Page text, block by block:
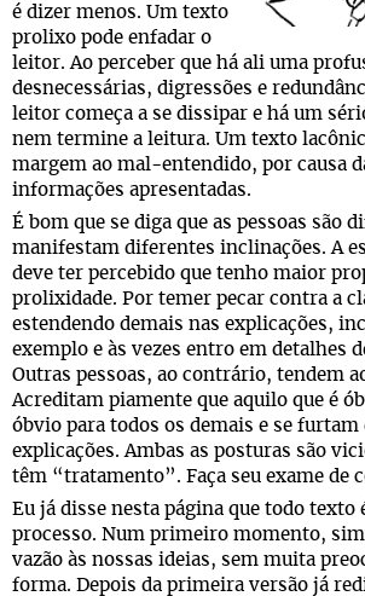
é dizer menos. Um texto
prolixo pode enfadar o
leitor. Ao perceber que há ali uma
desnecessárias, digressões e
leitor começa a se dissipar e há um
nem termine a leitura. Um texto
margem ao mal-entendido, por causa
informações apresentadas.
É bom que se diga que as pessoas são
manifestam diferentes inclinações. A
deve ter percebido que tenho maior
prolixidade. Por temer pecar contra a
estendendo demais nas explicações,
exemplo e às vezes entro em detalhes
Outras pessoas, ao contrário, tendem
Acreditam piamente que aquilo que é
óbvio para todos os demais e se furtam
explicações. Ambas as posturas são
têm “tratamento”. Faça seu exame de
Eu já disse nesta página que todo texto
processo. Num primeiro momento,
vazão às nossas ideias, sem muita
forma. Depois da primeira versão já